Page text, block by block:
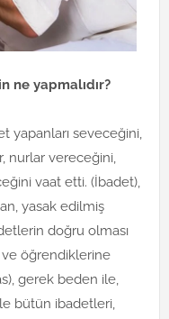
ne yapmalıdır?
yapanları seveceğini,
nurlar vereceğini,
vaat etti. (İbadet),
yasak edilmiş
doğru olması
ve öğrendiklerine
gerek beden ile,
bütün ibadetleri,